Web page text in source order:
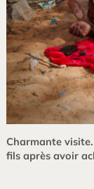
Charmante
fils après avoir